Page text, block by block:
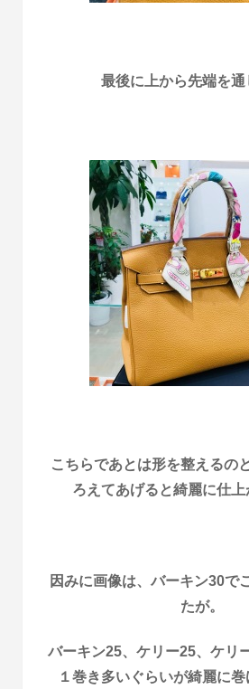
最後に上から先端を通
こちらであとは形を整えるの
ろえてあげると綺麗に仕上
因みに画像は、バーキン30で
たが。
バーキン25、ケリー25、ケリ
１巻き多いぐらいが綺麗に巻